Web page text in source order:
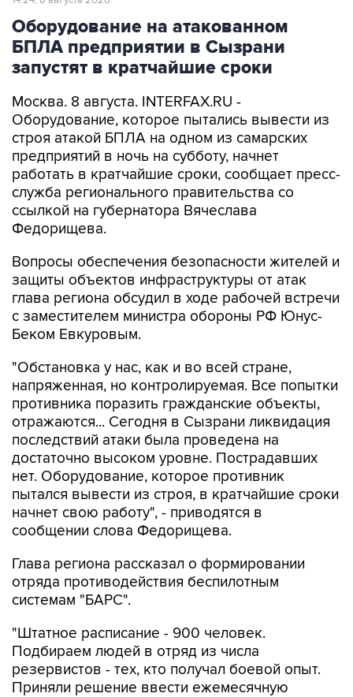
БПЛА предприятии в Сызрани
запустят в кратчайшие сроки
Москва. 8 августа. INTERFAX.RU -
строя атакой БПЛА на одном из самарских
предприятий в ночь на субботу, начнет
работать в кратчайшие сроки, сообщает пресс-
служба регионального правительства со
ссылкой на губернатора Вячеслава
Федорищева.
Вопросы обеспечения безопасности жителей и
глава региона обсудил в ходе рабочей встречи
с заместителем министра обороны РФ Юнус-
Беком Евкуровым.
"Обстановка у нас, как и во всей стране,
противника поразить гражданские объекты,
отражаются... Сегодня в Сызрани ликвидация
последствий атаки была проведена на
достаточно высоком уровне. Пострадавших
нет. Оборудование, которое противник
пытался вывести из строя, в кратчайшие сроки
начнет свою работу", - приводятся в
сообщении слова Федорищева.
Глава региона рассказал о формировании
системам "БАРС".
"Штатное расписание - 900 человек.
резервистов - тех, кто получал боевой опыт.
Приняли решение ввести ежемесячную
региональную заработную плату по 100 тыс.
рублей для того, чтобы имелась возможность